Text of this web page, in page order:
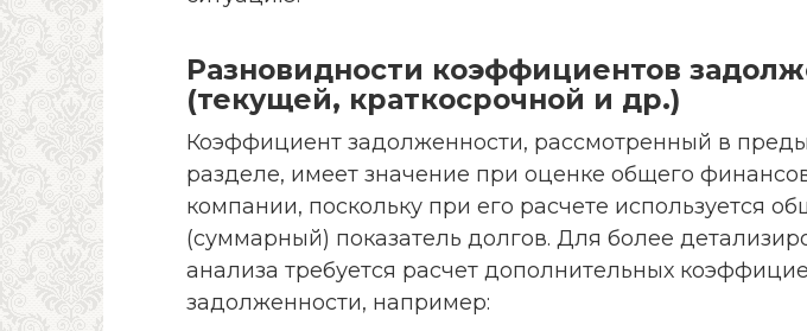
Разновидности коэффициентов
(текущей, краткосрочной и др.)
Коэффициент задолженности, рассмотренный в
разделе, имеет значение при оценке общего
компании, поскольку при его расчете используется
(суммарный) показатель долгов. Для более
анализа требуется расчет дополнительных
задолженности, например: